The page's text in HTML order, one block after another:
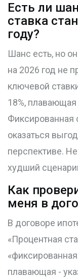
Есть ли
ставка
году?
Шанс есть, но
на 2026 год не
ключевой
18%,
Фиксированная
оказаться
перспективе.
худший
Как
меня в
В договоре
«Процентная
плавающая -